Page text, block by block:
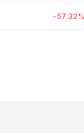
-57.32%